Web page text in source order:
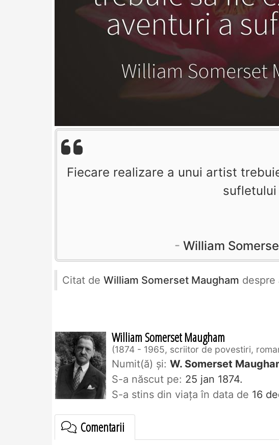
Fiecare realizare a unui artist
sufletului
William
Citat de William Somerset Maugham despre
William Somerset Maugham
1874 - 1965, scriitor de povestiri,
Numit(ă) și: W. Somerset
S-a născut pe: 25 jan 1874.
S-a stins din viaţa în data de 16
Comentarii